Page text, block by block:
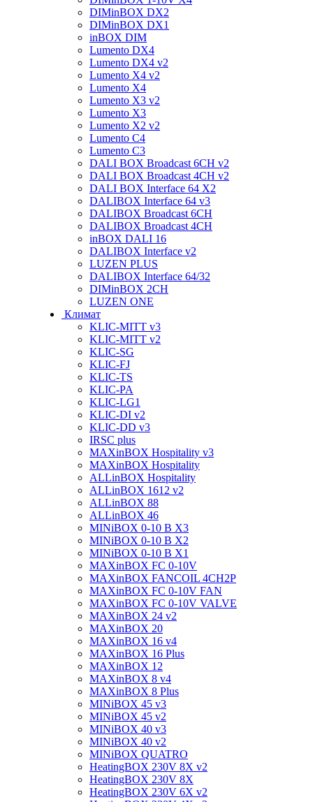
DIMinBOX DX2
DIMinBOX DX1
inBOX DIM
Lumento DX4
Lumento DX4 v2
Lumento X4 v2
Lumento X4
Lumento X3 v2
Lumento X3
Lumento X2 v2
Lumento C4
Lumento C3
DALI BOX Broadcast 6CH v2
DALI BOX Broadcast 4CH v2
DALI BOX Interface 64 X2
DALIBOX Interface 64 v3
DALIBOX Broadcast 6CH
DALIBOX Broadcast 4CH
inBOX DALI 16
DALIBOX Interface v2
LUZEN PLUS
DALIBOX Interface 64/32
DIMinBOX 2CH
LUZEN ONE
Климат
KLIC-MITT v3
KLIC-MITT v2
KLIC-SG
KLIC-FJ
KLIC-TS
KLIC-PA
KLIC-LG1
KLIC-DI v2
KLIC-DD v3
IRSC plus
MAXinBOX Hospitality v3
MAXinBOX Hospitality
ALLinBOX Hospitality
ALLinBOX 1612 v2
ALLinBOX 88
ALLinBOX 46
MINiBOX 0-10 В X3
MINiBOX 0-10 В X2
MINiBOX 0-10 В X1
MAXinBOX FC 0-10V
MAXinBOX FANCOIL 4CH2P
MAXinBOX FC 0-10V FAN
MAXinBOX FC 0-10V VALVE
MAXinBOX 24 v2
MAXinBOX 20
MAXinBOX 16 v4
MAXinBOX 16 Plus
MAXinBOX 12
MAXinBOX 8 v4
MAXinBOX 8 Plus
MINiBOX 45 v3
MINiBOX 45 v2
MINiBOX 40 v3
MINiBOX 40 v2
MINiBOX QUATRO
HeatingBOX 230V 8X v2
HeatingBOX 230V 8X
HeatingBOX 230V 6X v2